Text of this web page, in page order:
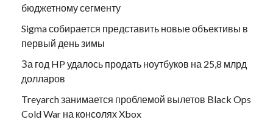
бюджетному сегменту
Sigma собирается представить новые объективы в
первый день зимы
За год HP удалось продать ноутбуков на 25,8 млрд
долларов
Treyarch занимается проблемой вылетов Black Ops
Cold War на консолях Xbox